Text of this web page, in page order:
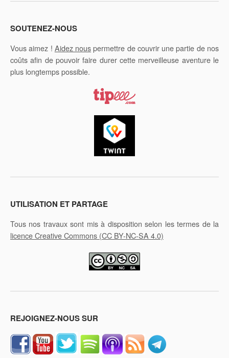
SOUTENEZ-NOUS
Vous aimez ! Aidez nouspermettre de couvrir une partie de nos
coûts afin de pouvoir faire durer cette merveilleuse aventure le
plus longtemps possible.
UTILISATION ET PARTAGE
Tous nos travaux sont mis à disposition selon les termes de la
licence Creative Commons (CC BY-NC-SA 4.0)
REJOIGNEZ-NOUS SUR